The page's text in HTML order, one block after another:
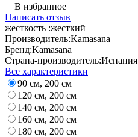
В избранное
Написать отзыв
жесткость :жесткий
Производитель:Kamasana
Бренд:Kamasana
Страна-производитель:Испания
Все характеристики
90 см, 200 см
120 см, 200 см
140 см, 200 см
160 см, 200 см
180 см, 200 см